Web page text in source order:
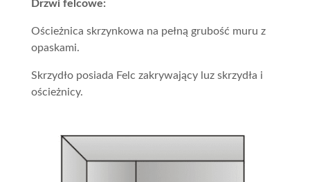
Drzwi felcowe:
Ościeżnica skrzynkowa na pełną grubość muru z
opaskami.
Skrzydło posiada Felc zakrywający luz skrzydła i
ościeżnicy.